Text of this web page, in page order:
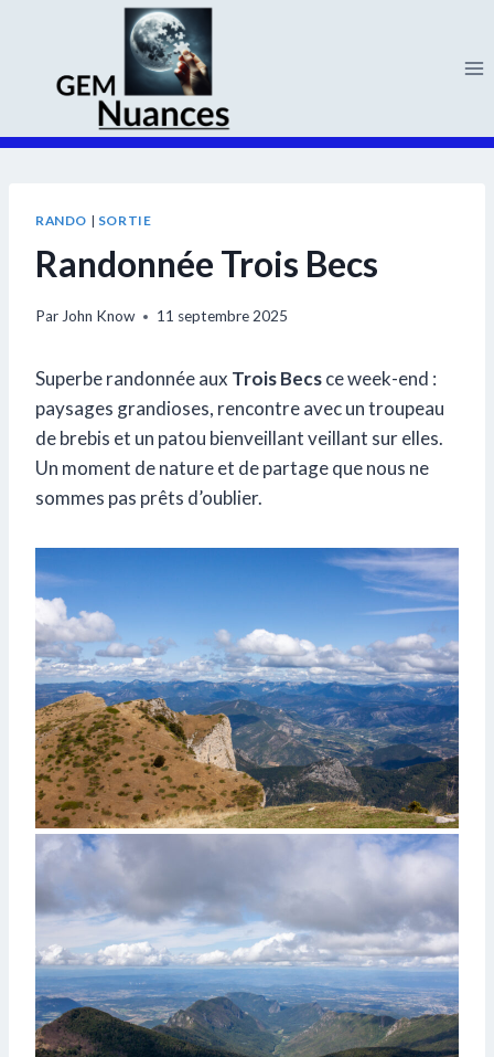
contenu
RANDO | SORTIE
Randonnée Trois Becs
ParJohn Know 11 septembre 2025
Superbe randonnée aux Trois Becsce week-end :
paysages grandioses, rencontre avec un troupeau
de brebis et un patou bienveillant veillant sur elles.
Un moment de nature et de partage que nous ne
sommes pas prêts d’oublier.